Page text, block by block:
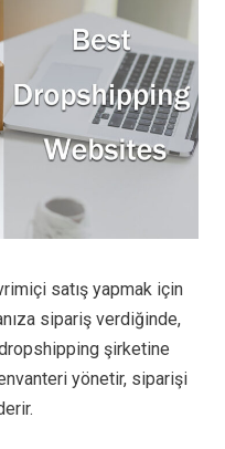
satış yapmak için
sipariş verdiğinde,
şirketine
yönetir, siparişi